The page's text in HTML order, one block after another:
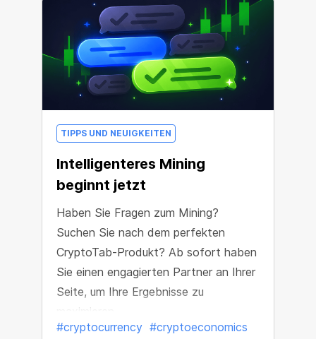
TIPPS UND NEUIGKEITEN
Intelligenteres Mining
beginnt jetzt
Haben Sie Fragen zum Mining?
Suchen Sie nach dem perfekten
CryptoTab-Produkt? Ab sofort haben
Sie einen engagierten Partner an Ihrer
Seite, um Ihre Ergebnisse zu
maximieren.
#cryptocurrency #cryptoeconomics